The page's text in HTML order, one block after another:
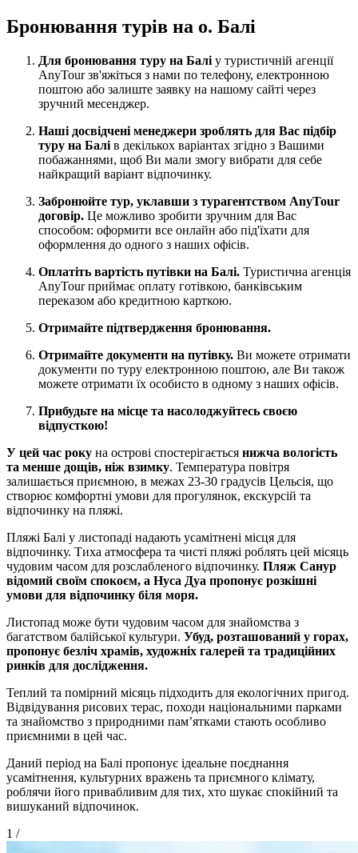
Бронювання турів на о. Балі
Для бронювання туру на Балі у туристичній агенції
AnyTour зв'яжіться з нами по телефону, електронною
поштою або залиште заявку на нашому сайті через
зручний месенджер.
Наші досвідчені менеджери зроблять для Вас підбір
туру на Балі в декількох варіантах згідно з Вашими
побажаннями, щоб Ви мали змогу вибрати для себе
найкращий варіант відпочинку.
Забронюйте тур, уклавши з турагентством AnyTour
договір. Це можливо зробити зручним для Вас
способом: оформити все онлайн або під'їхати для
оформлення до одного з наших офісів.
Оплатіть вартість путівки на Балі. Туристична агенція
AnyTour приймає оплату готівкою, банківським
переказом або кредитною карткою.
Отримайте підтвердження бронювання.
Отримайте документи на путівку. Ви можете отримати
документи по туру електронною поштою, але Ви також
можете отримати їх особисто в одному з наших офісів.
Прибудьте на місце та насолоджуйтесь своєю
відпусткою!
У цей час року на острові спостерігається нижча вологість
та менше дощів, ніж взимку. Температура повітря
залишається приємною, в межах 23-30 градусів Цельсія, що
створює комфортні умови для прогулянок, екскурсій та
відпочинку на пляжі.
Пляжі Балі у листопаді надають усамітнені місця для
відпочинку. Тиха атмосфера та чисті пляжі роблять цей місяць
чудовим часом для розслабленого відпочинку. Пляж Санур
відомий своїм спокоєм, а Нуса Дуа пропонує розкішні
умови для відпочинку біля моря.
Листопад може бути чудовим часом для знайомства з
багатством балійської культури. Убуд, розташований у горах,
пропонує безліч храмів, художніх галерей та традиційних
ринків для дослідження.
Теплий та помірний місяць підходить для екологічних пригод.
Відвідування рисових терас, походи національними парками
та знайомство з природними пам’ятками стають особливо
приємними в цей час.
Даний період на Балі пропонує ідеальне поєднання
усамітнення, культурних вражень та приємного клімату,
роблячи його привабливим для тих, хто шукає спокійний та
вишуканий відпочинок.
1 /